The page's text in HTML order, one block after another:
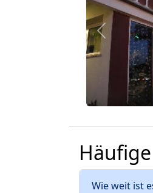
Zurück
Wie weit ist